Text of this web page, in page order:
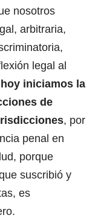
nosotros
arbitraria,
legal al
hoy iniciamos la
de
, por
penal en
porque
suscribió y
es